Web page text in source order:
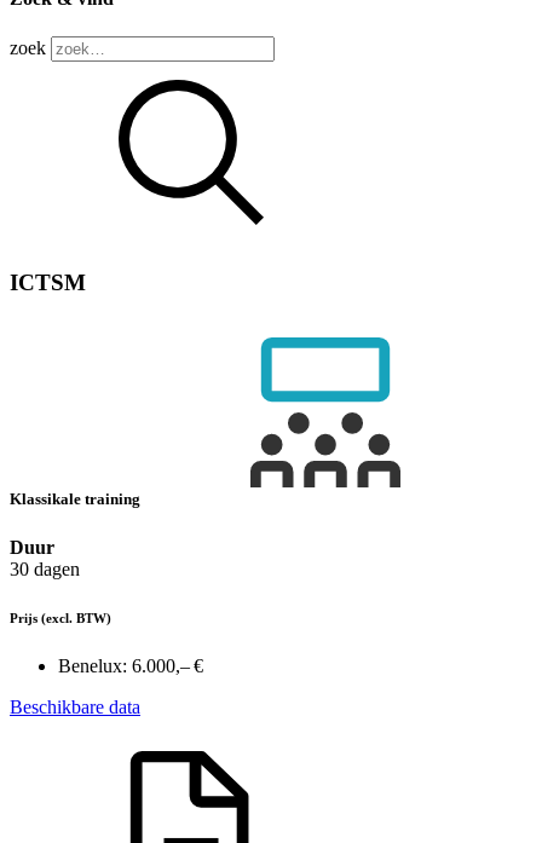
zoek
ICTSM
Klassikale training
Duur
30 dagen
Prijs (excl. BTW)
Benelux: 6.000,– €
Beschikbare data